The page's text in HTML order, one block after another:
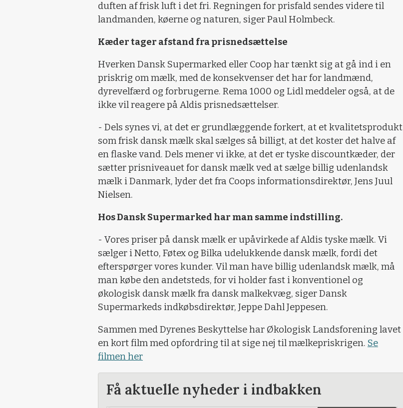
duften af frisk luft i det fri. Regningen for prisfald sendes videre til
landmanden, køerne og naturen, siger Paul Holmbeck.
Kæder tager afstand fra prisnedsættelse
Hverken Dansk Supermarked eller Coop har tænkt sig at gå ind i en
priskrig om mælk, med de konsekvenser det har for landmænd,
dyrevelfærd og forbrugerne. Rema 1000 og Lidl meddeler også, at de
ikke vil reagere på Aldis prisnedsættelser.
- Dels synes vi, at det er grundlæggende forkert, at et kvalitetsprodukt
som frisk dansk mælk skal sælges så billigt, at det koster det halve af
en flaske vand. Dels mener vi ikke, at det er tyske discountkæder, der
sætter prisniveauet for dansk mælk ved at sælge billig udenlandsk
mælk i Danmark, lyder det fra Coops informationsdirektør, Jens Juul
Nielsen.
Hos Dansk Supermarked har man samme indstilling.
- Vores priser på dansk mælk er upåvirkede af Aldis tyske mælk. Vi
sælger i Netto, Føtex og Bilka udelukkende dansk mælk, fordi det
efterspørger vores kunder. Vil man have billig udenlandsk mælk, må
man købe den andetsteds, for vi holder fast i konventionel og
økologisk dansk mælk fra dansk malkekvæg, siger Dansk
Supermarkeds indkøbsdirektør, Jeppe Dahl Jeppesen.
Sammen med Dyrenes Beskyttelse har Økologisk Landsforening lavet
en kort film med opfordring til at sige nej til mælkepriskrigen. Se
filmen her
Få aktuelle nyheder i indbakken